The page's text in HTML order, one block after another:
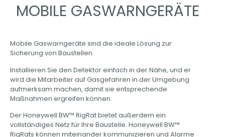
MOBILE GASWARNGERÄTE
Mobile Gaswarngeräte sind die ideale Lösung zur
Sicherung von Baustellen.
Installieren Sie den Detektor einfach in der Nähe, und er
wird die Mitarbeiter auf Gasgefahren in der Umgebung
aufmerksam machen, damit sie entsprechende
Maßnahmen ergreifen können.
Der Honeywell BW™ RigRat bietet außerdem ein
vollständiges Netz für Ihre Baustelle. Honeywell BW™
RigRats können miteinander kommunizieren und Alarme